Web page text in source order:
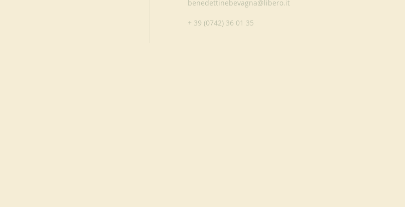
benedettinebevagna@libero.it
+ 39 (0742) 36 01 35